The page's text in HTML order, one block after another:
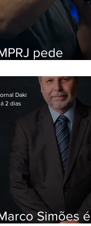
pede
Simões é
Daki
2 dias